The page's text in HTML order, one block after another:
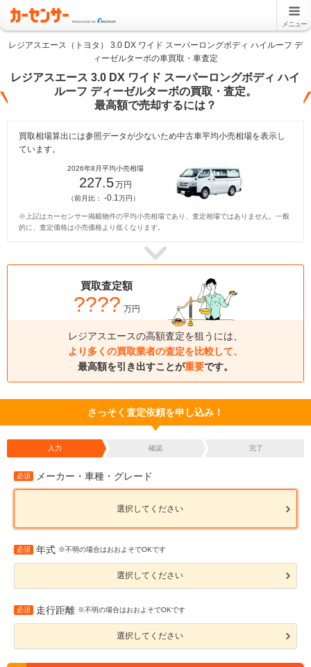
メニュー
レジアスエース（トヨタ） 3.0 DX ワイド スーパーロングボディ ハイルーフ デ
ィーゼルターボの車買取・車査定
レジアスエース 3.0 DX ワイド スーパーロングボディ ハイ
ルーフ ディーゼルターボの買取・査定。
最高額で売却するには？
買取相場算出には参照データが少ないため中古車平均小売相場を表示し
ています。
2026年8月平均小売相場
227.5万円
（前月比： -0.1万円）
※上記はカーセンサー掲載物件の平均小売相場であり、査定相場ではありません。一般
的に、査定価格は小売価格より低くなります。
買取査定額
???? 万円
レジアスエースの高額査定を狙うには、
より多くの買取業者の査定を比較して、
最高額を引き出すことが重要です。
さっそく査定依頼を申し込み！
入力 確認 完了
必須 メーカー・車種・グレード
選択してください
必須 年式 ※不明の場合はおおよそでOKです
選択してください
必須 走行距離 ※不明の場合はおおよそでOKです
選択してください